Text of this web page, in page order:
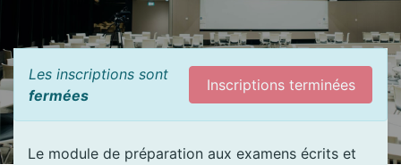
Les inscriptions sont
fermées
Inscriptions terminées
Le module de préparation aux examens écrits et